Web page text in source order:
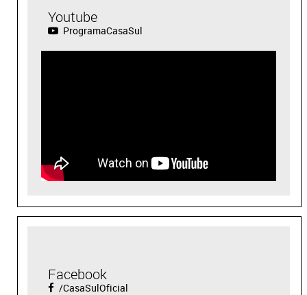
Youtube
ProgramaCasaSul
Facebook
/CasaSulOficial